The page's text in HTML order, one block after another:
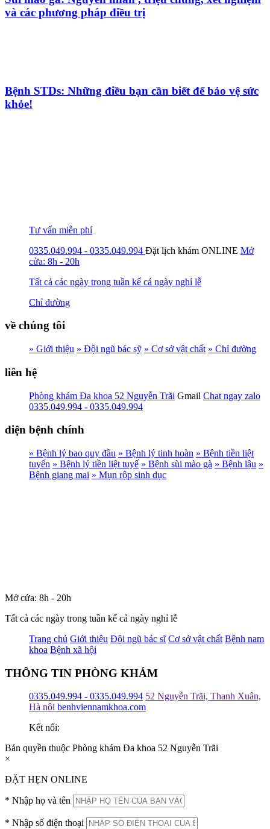
và các phương pháp điều trị
Bệnh STDs: Những điều bạn cần biết để bảo vệ sức
khỏe!
Tư vấn miễn phí
0335.049.994 - 0335.049.994 Đặt lịch khám ONLINE Mở
cửa: 8h - 20h
Tất cả các ngày trong tuần kể cả ngày nghỉ lễ
Chỉ đường
về chúng tôi
» Giới thiệu » Đội ngũ bác sỹ » Cơ sở vật chất » Chỉ đường
liên hệ
Phòng khám Đa khoa 52 Nguyễn Trãi Gmail Chat ngay zalo
0335.049.994 - 0335.049.994
diện bệnh chính
» Bệnh lý bao quy đầu » Bệnh lý tinh hoàn » Bệnh tiền liệt
tuyến » Bệnh lý tiền liệt tuyế » Bệnh sùi mào gà » Bệnh lậu »
Bệnh giang mai » Mụn rộp sinh dục
Mở cửa: 8h - 20h
Tất cả các ngày trong tuần kể cả ngày nghỉ lễ
Trang chủ Giới thiệu Đội ngũ bác sĩ Cơ sở vật chất Bệnh nam
khoa Bệnh xã hội
THÔNG TIN PHÒNG KHÁM
0335.049.994 - 0335.049.994 52 Nguyễn Trãi, Thanh Xuân,
Hà nội benhviennamkhoa.com
Kết nối:
Bản quyền thuộc Phòng khám Đa khoa 52 Nguyễn Trãi
×
ĐẶT HẸN ONLINE
* Nhập họ và tên
* Nhập số điện thoại